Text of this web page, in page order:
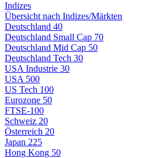
Indizes
Übersicht nach Indizes/Märkten
Deutschland 40
Deutschland Small Cap 70
Deutschland Mid Cap 50
Deutschland Tech 30
USA Industrie 30
USA 500
US Tech 100
Eurozone 50
FTSE-100
Schweiz 20
Österreich 20
Japan 225
Hong Kong 50